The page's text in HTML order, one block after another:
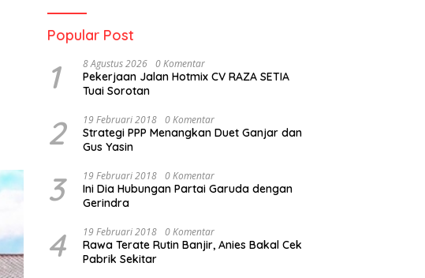
Popular Post
1 8 Agustus 2026 0 Komentar
Pekerjaan Jalan Hotmix CV RAZA SETIA
Tuai Sorotan
2 19 Februari 2018 0 Komentar
Strategi PPP Menangkan Duet Ganjar dan
Gus Yasin
3 19 Februari 2018 0 Komentar
Ini Dia Hubungan Partai Garuda dengan
Gerindra
4 19 Februari 2018 0 Komentar
Rawa Terate Rutin Banjir, Anies Bakal Cek
Pabrik Sekitar